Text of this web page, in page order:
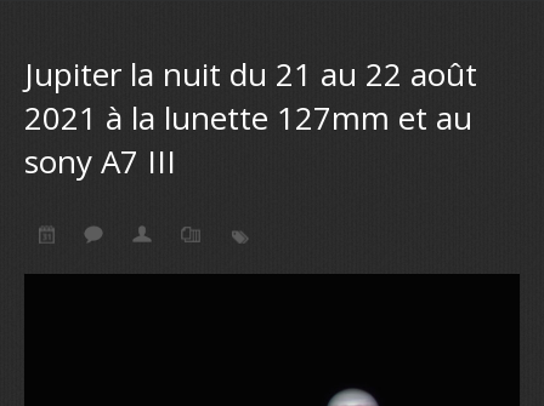
Jupiter la nuit du 21 au 22 août
2021 à la lunette 127mm et au
sony A7 III